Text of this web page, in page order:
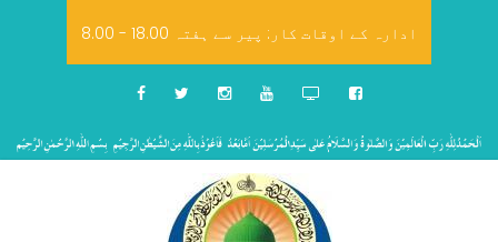
8.00 - 18.00 ادارہ کے اوقات کار: پیر سے ہفتہ